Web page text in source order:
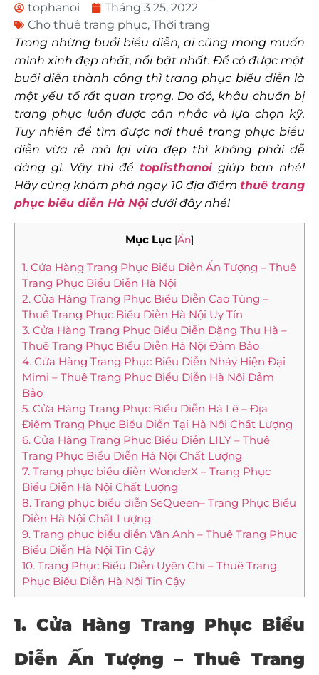
tophanoi
Tháng 3 25, 2022
Cho thuê trang phục, Thời trang
Trong những buổi biểu diễn, ai cũng mong muốn
mình xinh đẹp nhất, nổi bật nhất. Để có được một
buổi diễn thành công thì trang phục biểu diễn là
một yếu tố rất quan trọng. Do đó, khâu chuẩn bị
trang phục luôn được cân nhắc và lựa chọn kỹ.
Tuy nhiên để tìm được nơi thuê trang phục biểu
diễn vừa rẻ mà lại vừa đẹp thì không phải dễ
dàng gì. Vậy thì để toplisthanoigiúp bạn nhé!
Hãy cùng khám phá ngay 10 địa điểm thuê trang
phục biểu diễn Hà Nội dưới đây nhé!
Mục Lục [Ẩn]
1. Cửa Hàng Trang Phục Biểu Diễn Ấn Tượng – Thuê
Trang Phục Biểu Diễn Hà Nội
2. Cửa Hàng Trang Phục Biểu Diễn Cao Tùng –
Thuê Trang Phục Biểu Diễn Hà Nội Uy Tín
3. Cửa Hàng Trang Phục Biểu Diễn Đặng Thu Hà –
Thuê Trang Phục Biểu Diễn Hà Nội Đảm Bảo
4. Cửa Hàng Trang Phục Biểu Diễn Nhảy Hiện Đại
Mimi – Thuê Trang Phục Biểu Diễn Hà Nội Đảm
Bảo
5. Cửa Hàng Trang Phục Biểu Diễn Hà Lê – Địa
Điểm Trang Phục Biểu Diễn Tại Hà Nội Chất Lượng
6. Cửa Hàng Trang Phục Biểu Diễn LILY – Thuê
Trang Phục Biểu Diễn Hà Nội Chất Lượng
7. Trang phục biểu diễn WonderX – Trang Phục
Biểu Diễn Hà Nội Chất Lượng
8. Trang phục biểu diễn SeQueen– Trang Phục Biểu
Diễn Hà Nội Chất Lượng
9. Trang phục biểu diễn Vân Anh – Thuê Trang Phục
Biểu Diễn Hà Nội Tin Cậy
10. Trang Phục Biểu Diễn Uyên Chi – Thuê Trang
Phục Biểu Diễn Hà Nội Tin Cậy
1. Cửa Hàng Trang Phục Biểu
Diễn Ấn Tượng – Thuê Trang